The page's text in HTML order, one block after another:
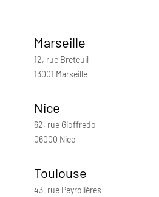
Marseille
12, rue Breteuil
13001 Marseille
Nice
62, rue Gioffredo
06000 Nice
Toulouse
43, rue Peyrolières